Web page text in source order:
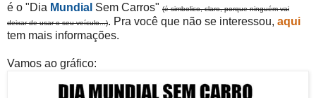
é o "Dia Mundial Sem Carros" (é simbolico, claro, porque ninguém vai
deixar de usar o seu veículo...). Pra você que não se interessou, aqui
tem mais informações.
Vamos ao gráfico: